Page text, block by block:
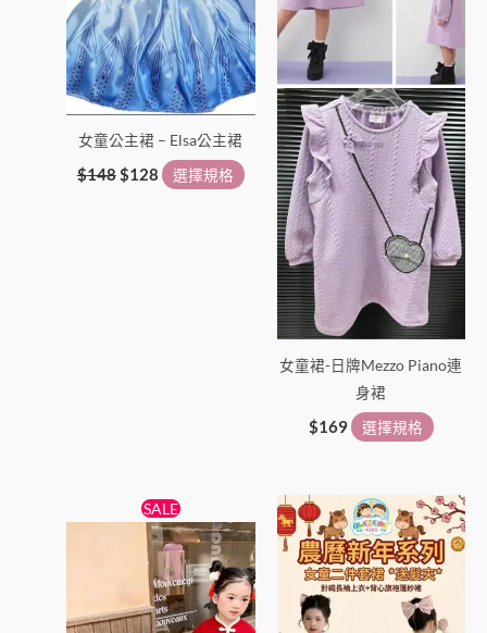
女童公主裙 – Elsa公主裙
$148$128 選擇規格
款
式。
可
在
產
頁
女童裙-日牌Mezzo Piano連
身裙
$169 選擇規格
款
可
在
產
品
頁
面
選
擇
選
SALE
始
格：
$188。
目
前
價
格：
$168。
產
品
有
多
此
產
品
多